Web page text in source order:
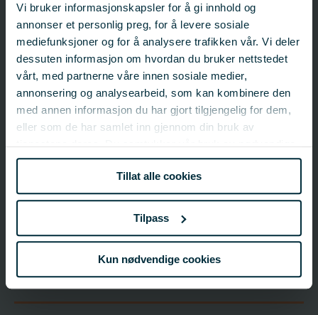
Vi bruker informasjonskapsler for å gi innhold og
annonser et personlig preg, for å levere sosiale
mediefunksjoner og for å analysere trafikken vår. Vi deler
dessuten informasjon om hvordan du bruker nettstedet
vårt, med partnerne våre innen sosiale medier,
annonsering og analysearbeid, som kan kombinere den
med annen informasjon du har gjort tilgjengelig for dem,
eller som de har samlet inn gjennom din bruk av
tjenestene deres. Du samtykker vår bruk av nødvendige
informasjonskapsler ved å bruke nettstedet vårt.
Tillat alle cookies
Tilpass
Kun nødvendige cookies
Ansvarlig organisasjon
Dakota AS
viggo@dakota.no
915 48 150
Prosjektleder
Prosjektgruppe